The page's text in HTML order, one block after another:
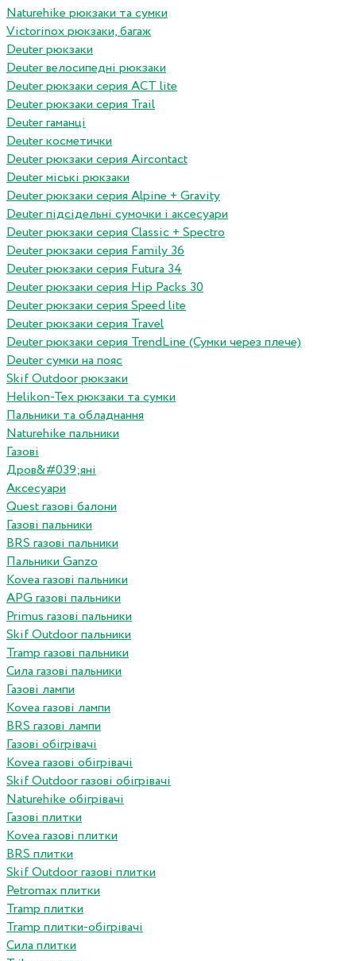
Naturehike рюкзаки та сумки
Victorinox рюкзаки, багаж
Deuter рюкзаки
Deuter велосипедні рюкзаки
Deuter рюкзаки серия ACT lite
Deuter рюкзаки серия Trail
Deuter гаманці
Deuter косметички
Deuter рюкзаки серия Aircontact
Deuter міські рюкзаки
Deuter рюкзаки серия Alpine + Gravity
Deuter підсідельні сумочки і аксесуари
Deuter рюкзаки серия Classic + Spectro
Deuter рюкзаки серия Family 36
Deuter рюкзаки серия Futura 34
Deuter рюкзаки серия Hip Packs 30
Deuter рюкзаки серия Speed lite
Deuter рюкзаки серия Travel
Deuter рюкзаки серия TrendLine (Сумки через плече)
Deuter сумки на пояс
Skif Outdoor рюкзаки
Helikon-Tex рюкзаки та сумки
Пальники та обладнання
Naturehike пальники
Газові
Дров&#039;яні
Аксесуари
Quest газові балони
Газові пальники
BRS газові пальники
Пальники Ganzo
Kovea газові пальники
APG газові пальники
Primus газові пальники
Skif Outdoor пальники
Tramp газові пальники
Сила газові пальники
Газові лампи
Kovea газові лампи
BRS газові лампи
Газові обігрівачі
Kovea газові обігрівачі
Skif Outdoor газові обігрівачі
Naturehike обігрівачі
Газові плитки
Kovea газові плитки
BRS плитки
Skif Outdoor газові плитки
Petromax плитки
Tramp плитки
Tramp плитки-обігрівачі
Сила плитки